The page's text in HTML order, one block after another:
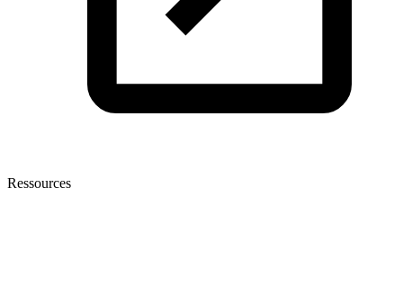
Ressources